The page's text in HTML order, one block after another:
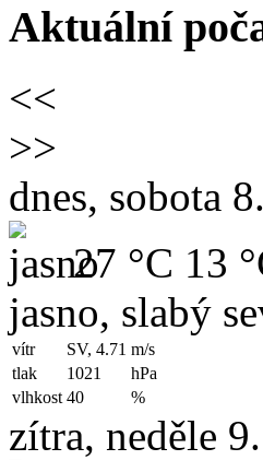
Aktuální
<<
>>
dnes, sobota
27 °C 13
jasno, slabý
vítr SV, 4.71 m/s
tlak
1021
hPa
vlhkost 40 %
zítra, neděle